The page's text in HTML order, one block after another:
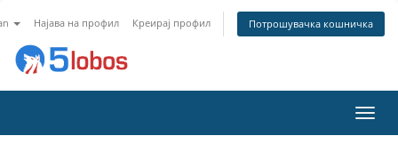
Најава на профил Креирај профил Потрошувачка кошничка
ја